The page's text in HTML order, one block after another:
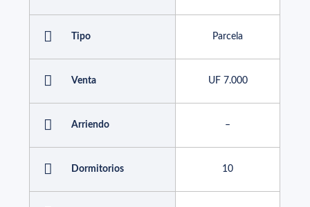
Tipo Parcela
Venta UF 7.000
Arriendo –
Dormitorios 10